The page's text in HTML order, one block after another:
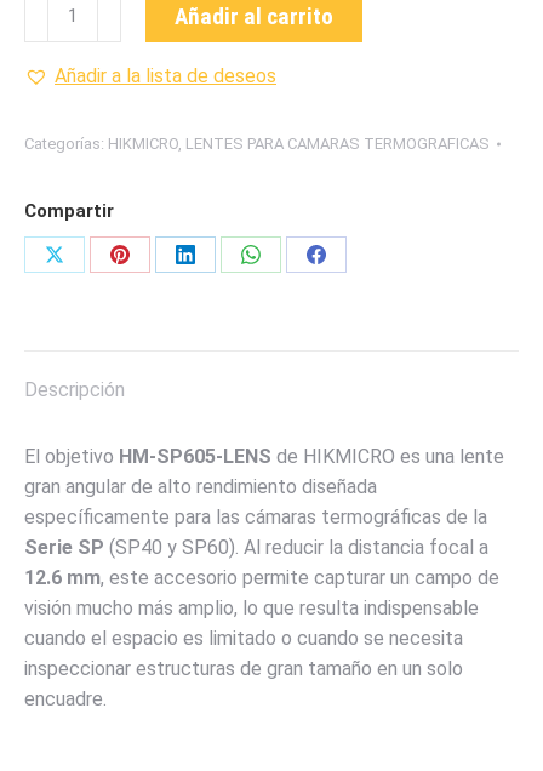
LENS
SP
MARCA
HIKMICRO
cantidad
Añadir al carrito
Añadir a la lista de deseos
Categorías: HIKMICRO, LENTES PARA CAMARAS TERMOGRAFICAS
Compartir
Share
Share
Share
Share
Share
Descripción
El objetivo HM-SP605-LENS de HIKMICRO es una lente
gran angular de alto rendimiento diseñada
específicamente para las cámaras termográficas de la
Serie SP (SP40 y SP60). Al reducir la distancia focal a
12.6 mm, este accesorio permite capturar un campo de
visión mucho más amplio, lo que resulta indispensable
cuando el espacio es limitado o cuando se necesita
inspeccionar estructuras de gran tamaño en un solo
encuadre.